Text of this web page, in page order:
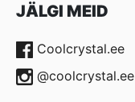
JÄLGI MEID
Coolcrystal.ee
@coolcrystal.ee